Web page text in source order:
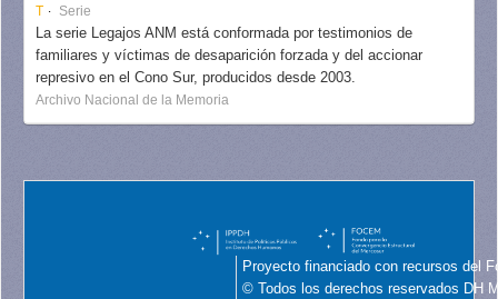
T Serie
La serie Legajos ANM está conformada por testimonios de
familiares y víctimas de desaparición forzada y del accionar
represivo en el Cono Sur, producidos desde 2003.
Archivo Nacional de la Memoria
Proyecto financiado con recursos del
© Todos los derechos reservados DH